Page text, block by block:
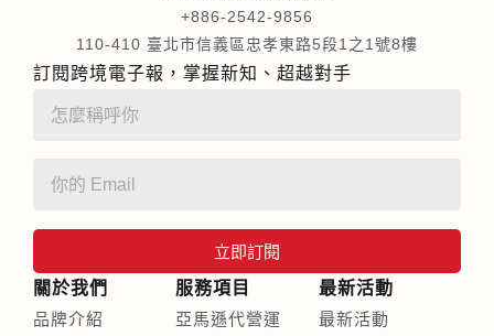
+886-2542-9856
110-410 臺北市信義區忠孝東路5段1之1號8樓
關於我們
品牌介紹
服務項目
亞馬遜代營運
最新活動
最新活動
訂閱跨境電子報，掌握新知、超越對手
立即訂閱